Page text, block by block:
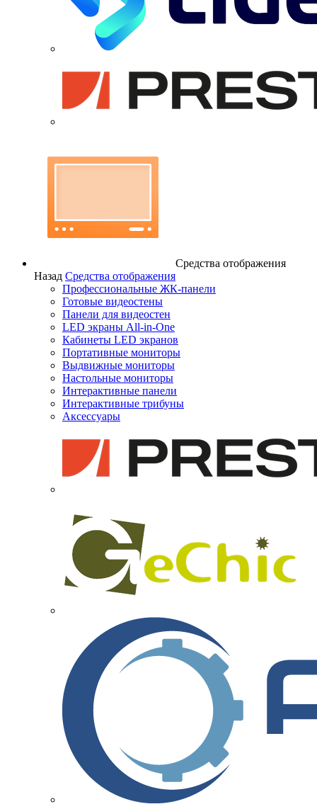
Средства отображения
Назад Средства отображения
Профессиональные ЖК-панели
Готовые видеостены
Панели для видеостен
LED экраны All-in-One
Кабинеты LED экранов
Портативные мониторы
Выдвижные мониторы
Настольные мониторы
Интерактивные панели
Интерактивные трибуны
Аксессуары